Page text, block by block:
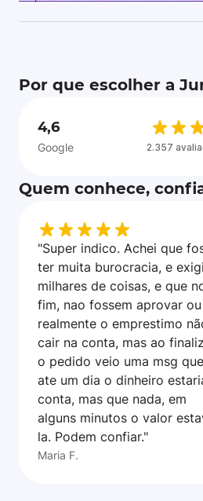
Por que escolher a
4,6
Google 2.357
Quem conhece,
"Super indico. Achei que
ter muita burocracia, e
milhares de coisas, e que
fim, nao fossem aprovar ou
realmente o emprestimo
cair na conta, mas ao
o pedido veio uma msg
ate um dia o dinheiro
conta, mas que nada, em
alguns minutos o valor
la. Podem confiar."
Maria F.